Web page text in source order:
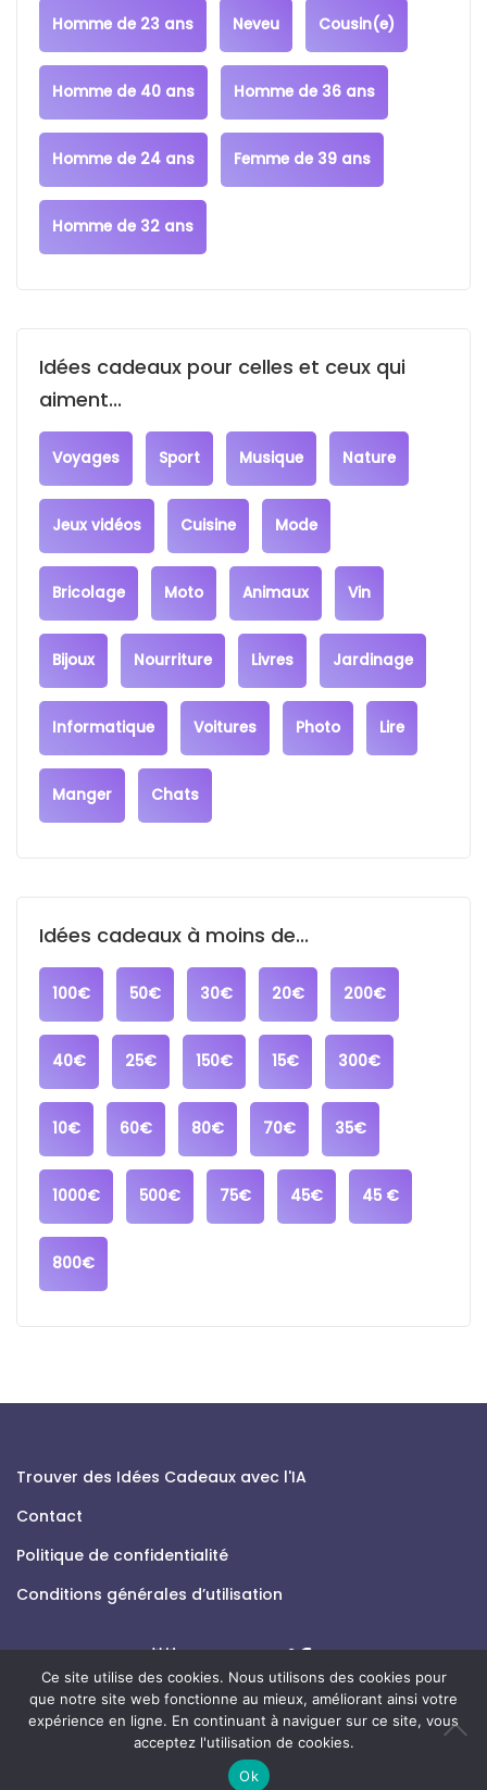
Homme de 23 ans Neveu Cousin(e)
Homme de 40 ans Homme de 36 ans
Homme de 24 ans Femme de 39 ans
Homme de 32 ans
Idées cadeaux pour celles et ceux qui
aiment...
Voyages Sport Musique Nature
Jeux vidéos Cuisine Mode
Bricolage Moto Animaux Vin
Bijoux Nourriture Livres Jardinage
Informatique Voitures Photo Lire
Manger Chats
Idées cadeaux à moins de...
100€ 50€ 30€ 20€ 200€
40€ 25€ 150€ 15€ 300€
10€ 60€ 80€ 70€ 35€
1000€ 500€ 75€ 45€ 45 €
800€
Trouver des Idées Cadeaux avec l'IA
Contact
Politique de confidentialité
Conditions générales d’utilisation
© 2026 easygift.ai - Tous droits réservés.
Ce site utilise des cookies. Nous utilisons des cookies pour
que notre site web fonctionne au mieux, améliorant ainsi votre
expérience en ligne. En continuant à naviguer sur ce site, vous
acceptez l'utilisation de cookies.
Ok